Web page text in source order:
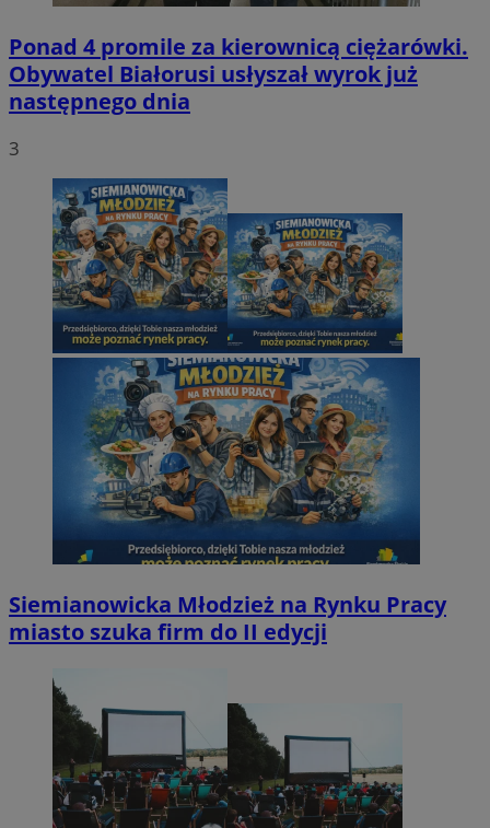
Ponad 4 promile za kierownicą ciężarówki.
Obywatel Białorusi usłyszał wyrok już
następnego dnia
3
Siemianowicka Młodzież na Rynku Pracy
miasto szuka firm do II edycji